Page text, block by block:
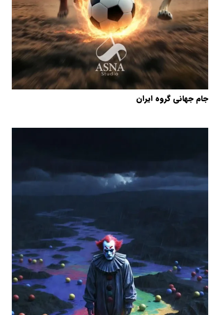
جام جهانی گروه ایران